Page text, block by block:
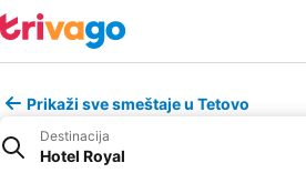
Prikaži sve smeštaje u Tetovo
Destinacija
Hotel Royal